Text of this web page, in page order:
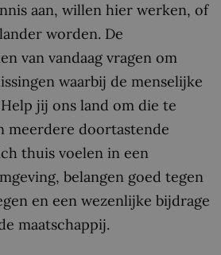
aan, willen hier werken, of
worden. De
van vandaag vragen om
waarbij de menselijke
jij ons land om die te
meerdere doortastende
thuis voelen in een
belangen goed tegen
en een wezenlijke bijdrage
maatschappij.